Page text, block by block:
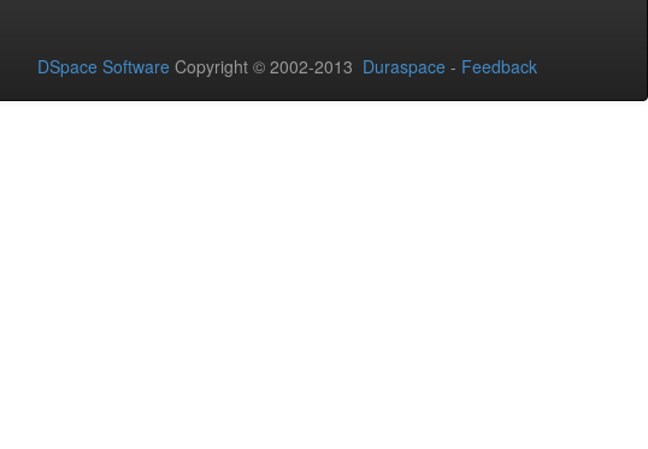
DSpace Software Copyright © 2002-2013 Duraspace - Feedback